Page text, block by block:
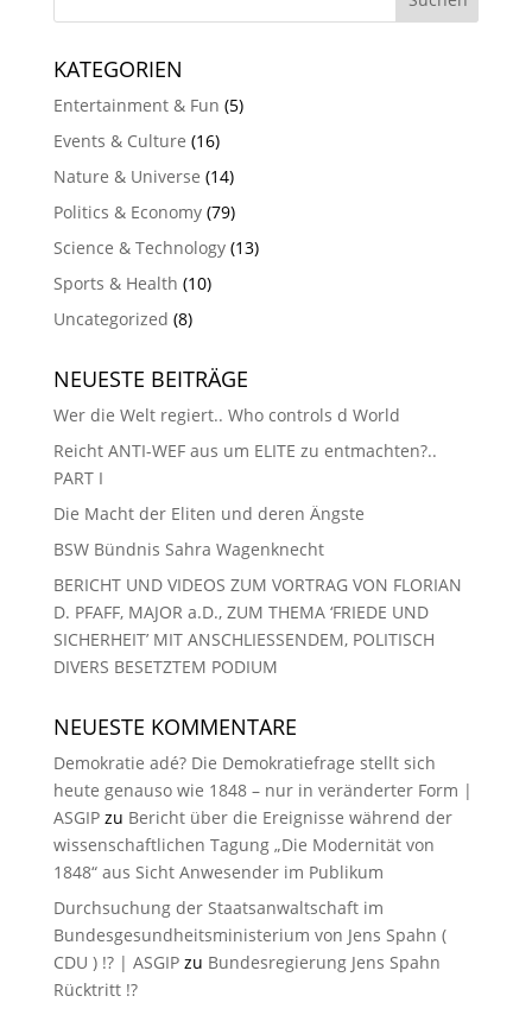
KATEGORIEN
Entertainment & Fun (5)
Events & Culture (16)
Nature & Universe (14)
Politics & Economy(79)
Science & Technology(13)
Sports & Health (10)
Uncategorized (8)
NEUESTE BEITRÄGE
Wer die Welt regiert.. Who controls d World
Reicht ANTI-WEF aus um ELITE zu entmachten?..
PART I
Die Macht der Eliten und deren Ängste
BSW Bündnis Sahra Wagenknecht
BERICHT UND VIDEOS ZUM VORTRAG VON FLORIAN
D. PFAFF, MAJOR a.D., ZUM THEMA ‘FRIEDE UND
SICHERHEIT’ MIT ANSCHLIESSENDEM, POLITISCH
DIVERS BESETZTEM PODIUM
NEUESTE KOMMENTARE
Demokratie adé? Die Demokratiefrage stellt sich
heute genauso wie 1848 – nur in veränderter Form |
ASGIPzu Bericht über die Ereignisse während der
wissenschaftlichen Tagung „Die Modernität von
1848“ aus Sicht Anwesender im Publikum
Durchsuchung der Staatsanwaltschaft im
Bundesgesundheitsministerium von Jens Spahn (
CDU ) !? | ASGIPzu Bundesregierung Jens Spahn
Rücktritt !?